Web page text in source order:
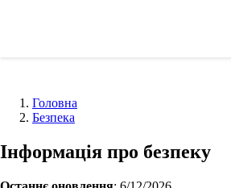
Головна
Безпека
Інформація про безпеку